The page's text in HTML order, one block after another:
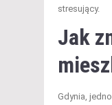
stresujący.
Jak
Gdynia,